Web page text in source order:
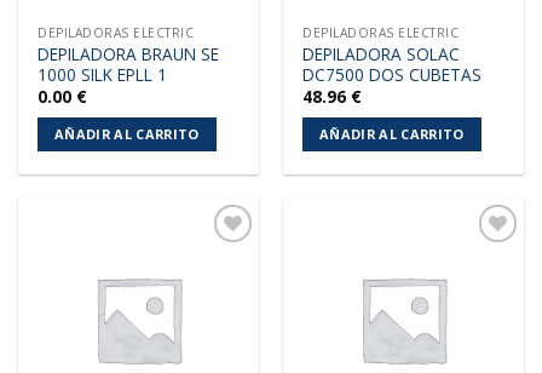
DEPILADORAS ELECTRIC
DEPILADORA BRAUN SE
1000 SILK EPLL 1
0.00 €
AÑADIR AL CARRITO
DEPILADORAS ELECTRIC
DEPILADORA SOLAC
DC7500 DOS CUBETAS
48.96 €
AÑADIR AL CARRITO